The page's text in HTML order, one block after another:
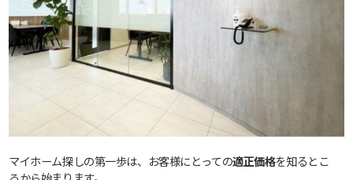
マイホーム探しの第一歩は、お客様にとっての適正価格を知るとこ